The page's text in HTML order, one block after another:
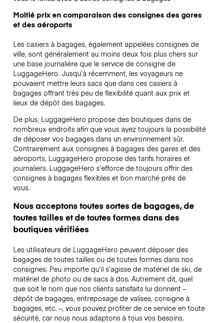
Moitié prix en comparaison des consignes des gares
et des aéroports
Les casiers à bagages, également appelées consignes de
ville, sont généralement au moins deux fois plus chers sur
une base journalière que le service de consigne de
LuggageHero. Jusqu’à récemment, les voyageurs ne
pouvaient mettre leurs sacs que dans ces casiers à
bagages offrant très peu de flexibilité quant aux prix et
lieux de dépôt des bagages.
De plus, LuggageHero propose des boutiques dans de
nombreux endroits afin que vous ayez toujours la possibilité
de déposer vos bagages dans un environnement sûr.
Contrairement aux consignes à bagages des gares et des
aéroports, LuggageHero propose des tarifs horaires et
journaliers. LuggageHero s’efforce de toujours offrir des
consignes à bagages flexibles et bon marché près de
vous.
Nous acceptons toutes sortes de bagages, de
toutes tailles et de toutes formes dans des
boutiques vérifiées
Les utilisateurs de LuggageHero peuvent déposer des
bagages de toutes tailles ou de toutes formes dans nos
consignes. Peu importe qu’il s’agisse de matériel de ski, de
matériel de photo ou de sacs à dos. Autrement dit, quel
que soit le nom que nos clients satisfaits lui donnent –
dépôt de bagages, entreposage de valises, consigne à
bagages, etc. –, vous pouvez profiter de ce service en toute
sécurité, car nous nous adaptons à tous vos besoins.